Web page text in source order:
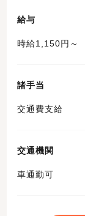
給与
時給1,150円～
諸手当
交通費支給
交通機関
車通勤可